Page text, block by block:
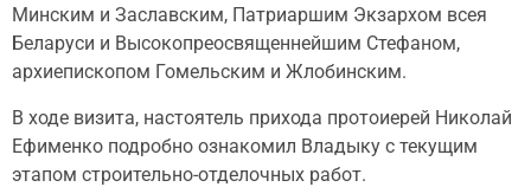
Минским и Заславским, Патриаршим Экзархом всея
Беларуси и Высокопреосвященнейшим Стефаном,
архиепископом Гомельским и Жлобинским.
В ходе визита, настоятель прихода протоиерей Николай
Ефименко подробно ознакомил Владыку с текущим
этапом строительно-отделочных работ.